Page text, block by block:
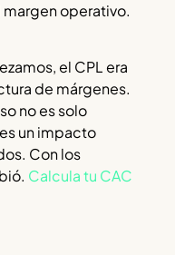
margen operativo.
el CPL era
de márgenes.
no es solo
un impacto
Con los
Calcula tu CAC